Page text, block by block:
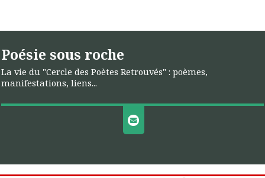
Poésie sous roche
La vie du "Cercle des Poètes Retrouvés" : poèmes,
manifestations, liens...